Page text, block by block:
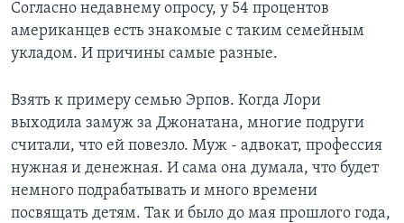
Согласно недавнему опросу, у 54 процентов
американцев есть знакомые с таким семейным
укладом. И причины самые разные.
Взять к примеру семью Эрпов. Когда Лори
выходила замуж за Джонатана, многие подруги
считали, что ей повезло. Муж - адвокат, профессия
нужная и денежная. И сама она думала, что будет
немного подрабатывать и много времени
посвящать детям. Так и было до мая прошлого года,